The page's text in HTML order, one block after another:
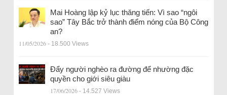
Mai Hoàng lập kỷ lục thăng tiến: Vì sao “ngôi
sao” Tây Bắc trở thành điểm nóng của Bộ Công
an?
11/05/2026 - 18.500 Views
Đẩy người nghèo ra đường để nhường đặc
quyền cho giới siêu giàu
17/06/2026 - 14.527 Views